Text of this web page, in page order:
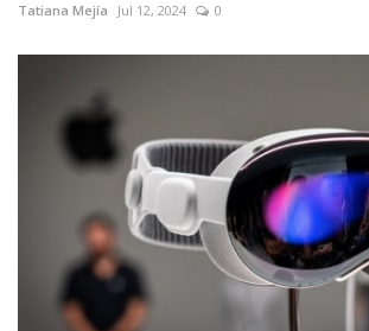
Tatiana Mejía Jul 12, 2024 0